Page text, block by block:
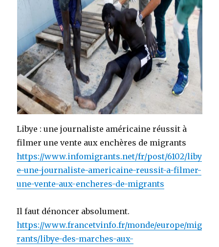
Libye : une journaliste américaine réussit à
filmer une vente aux enchères de migrants
https://www.infomigrants.net/fr/post/6102/liby
e-une-journaliste-americaine-reussit-a-filmer-
une-vente-aux-encheres-de-migrants
Il faut dénoncer absolument.
https://www.francetvinfo.fr/monde/europe/mig
rants/libye-des-marches-aux-